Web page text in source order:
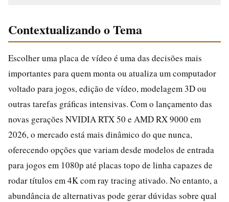
Contextualizando o Tema
Escolher uma placa de vídeo é uma das decisões mais
importantes para quem monta ou atualiza um computador
voltado para jogos, edição de vídeo, modelagem 3D ou
outras tarefas gráficas intensivas. Com o lançamento das
novas gerações NVIDIA RTX 50 e AMD RX 9000 em
2026, o mercado está mais dinâmico do que nunca,
oferecendo opções que variam desde modelos de entrada
para jogos em 1080p até placas topo de linha capazes de
rodar títulos em 4K com ray tracing ativado. No entanto, a
abundância de alternativas pode gerar dúvidas sobre qual